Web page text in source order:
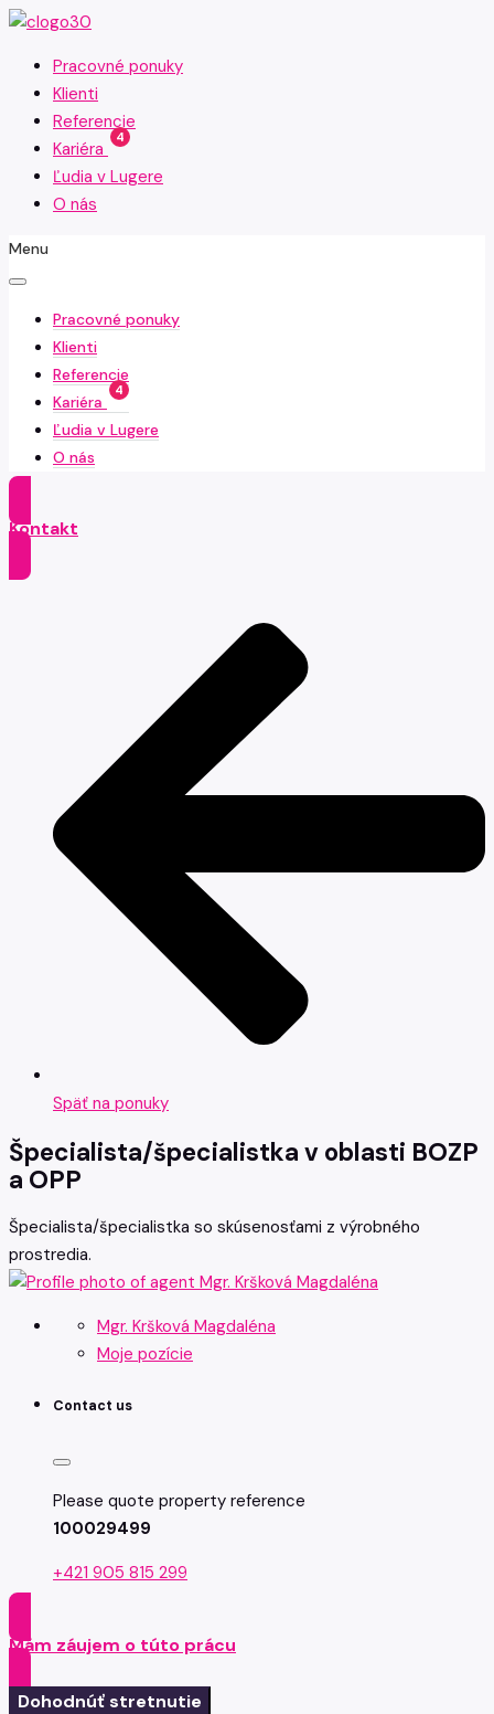
Pracovné ponuky
Klienti
Referencie
Kariéra
4
Ľudia v Lugere
O nás
Menu
Pracovné ponuky
Klienti
Referencie
Kariéra
4
Ľudia v Lugere
O nás
Kontakt
Späť na ponuky
Špecialista/špecialistka v oblasti BOZP
a OPP
Špecialista/špecialistka so skúsenosťami z výrobného
prostredia.
Mgr. Kršková Magdaléna
Moje pozície
Contact us
Please quote property reference
100029499
+421 905 815 299
Mám záujem o túto prácu
Dohodnúť stretnutie